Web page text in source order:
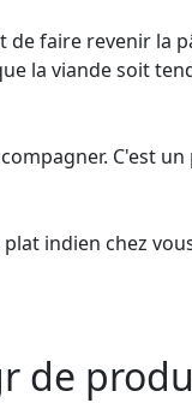
de faire revenir la
la viande soit
C'est
indien chez
de